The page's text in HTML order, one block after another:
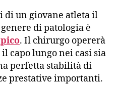
di un giovane atleta il
di patologia è
. Il chirurgo opererà
capo lungo nei casi sia
perfetta stabilità di
prestative importanti.